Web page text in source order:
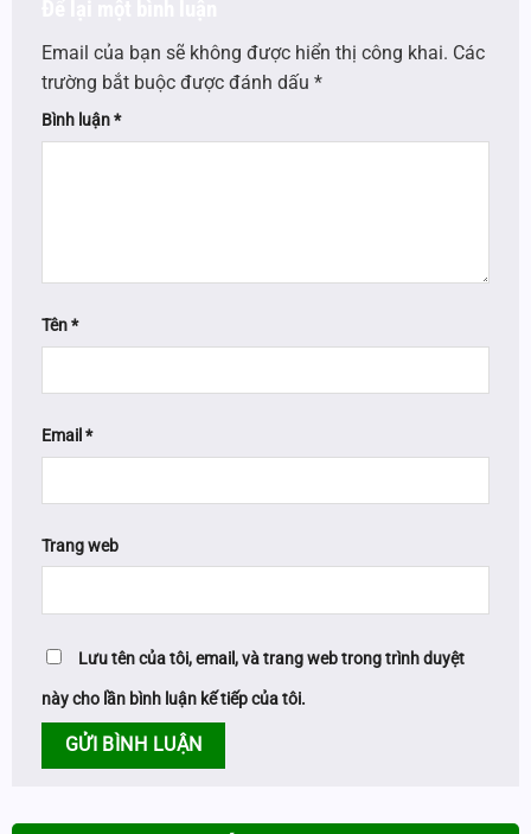
Email của bạn sẽ không được hiển thị công khai. Các
trường bắt buộc được đánh dấu *
Bình luận*
Tên*
Email *
Trang web
Lưu tên của tôi, email, và trang web trong trình duyệt
này cho lần bình luận kế tiếp của tôi.